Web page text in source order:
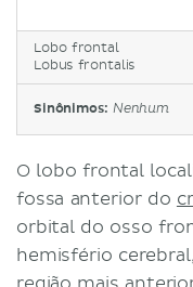
Lobo frontal
Lobus frontalis
Sinônimos: Nenhum
O lobo frontal
fossa anterior do
orbital do osso
hemisfério